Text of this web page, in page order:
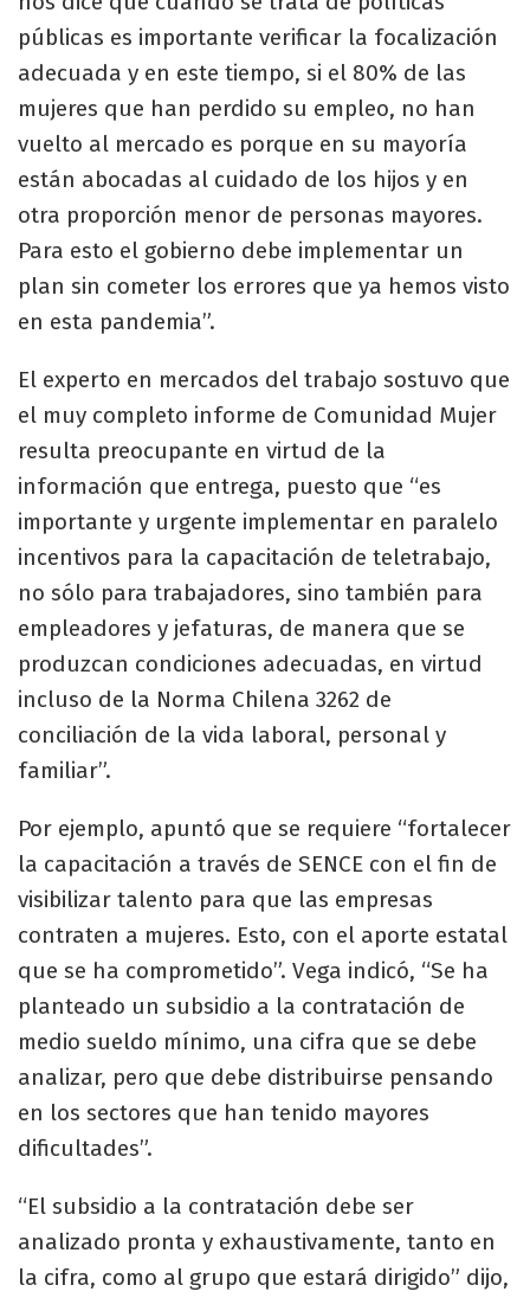
públicas es importante verificar la focalización
adecuada y en este tiempo, si el 80% de las
mujeres que han perdido su empleo, no han
vuelto al mercado es porque en su mayoría
están abocadas al cuidado de los hijos y en
otra proporción menor de personas mayores.
Para esto el gobierno debe implementar un
plan sin cometer los errores que ya hemos visto
en esta pandemia”.
El experto en mercados del trabajo sostuvo que
el muy completo informe de Comunidad Mujer
resulta preocupante en virtud de la
información que entrega, puesto que “es
importante y urgente implementar en paralelo
incentivos para la capacitación de teletrabajo,
no sólo para trabajadores, sino también para
empleadores y jefaturas, de manera que se
produzcan condiciones adecuadas, en virtud
incluso de la Norma Chilena 3262 de
conciliación de la vida laboral, personal y
familiar”.
Por ejemplo, apuntó que se requiere “fortalecer
la capacitación a través de SENCE con el fin de
visibilizar talento para que las empresas
contraten a mujeres. Esto, con el aporte estatal
que se ha comprometido”. Vega indicó, “Se ha
planteado un subsidio a la contratación de
medio sueldo mínimo, una cifra que se debe
analizar, pero que debe distribuirse pensando
en los sectores que han tenido mayores
dificultades”.
“El subsidio a la contratación debe ser
analizado pronta y exhaustivamente, tanto en
la cifra, como al grupo que estará dirigido” dijo,